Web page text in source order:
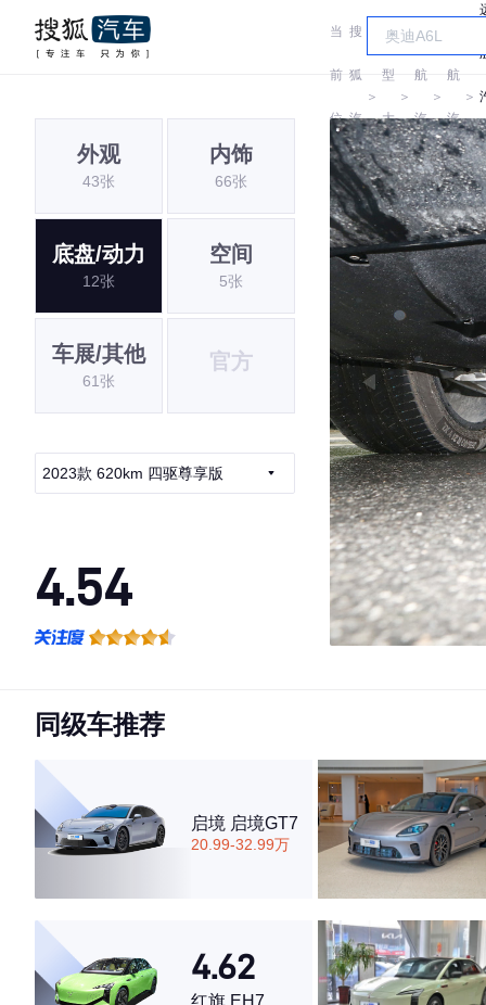
当
前
位
置:
搜
狐
汽
车
＞
车
型
大
全
＞
远
航
汽
车
＞
航
汽
车
＞
外观
43张
内饰
66张
底盘/动力
12张
空间
5张
车展/其他
61张
官方
2023款 620km 四驱尊享版
4.54
·空间表现较为优秀，优于59%同级车
同级车推荐
启境 启境GT7
20.99-32.99万
4.62